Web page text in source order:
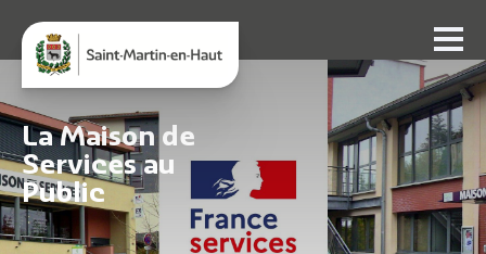
La Maison de
Services au
Public